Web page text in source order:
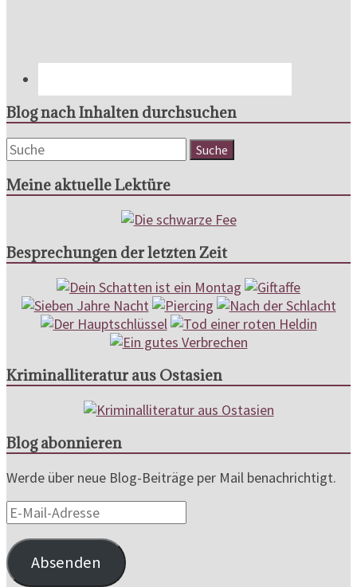
Blog nach Inhalten durchsuchen
Meine aktuelle Lektüre
Besprechungen der letzten Zeit
Kriminalliteratur aus Ostasien
Blog abonnieren
Werde über neue Blog-Beiträge per Mail benachrichtigt.
E-
Mail-
Adresse
Absenden